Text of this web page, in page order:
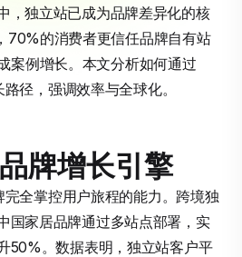
，独立站已成为品牌差异化的核
70%的消费者更信任品牌自有站
案例增长。本文分析如何通过
径，强调效率与全球化。
牌增长引擎
全掌控用户旅程的能力。跨境独
国家居品牌通过多站点部署，实
50%。数据表明，独立站客户平